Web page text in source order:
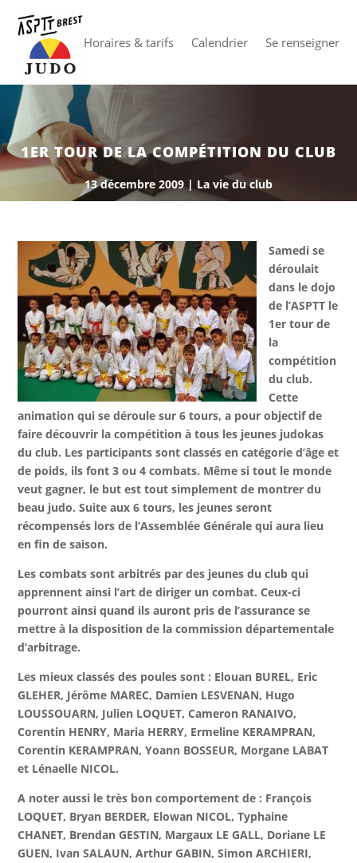
Horaires & tarifs Calendrier Se renseigner
1ER TOUR DE LA COMPÉTITION DU CLUB
13 décembre 2009| La vie du club
Samedi se
déroulait
dans le dojo
de l’ASPTT le
1er tour de
la
compétition
du club.
Cette
animation qui se déroule sur 6 tours, a pour objectif de
faire découvrir la compétition à tous les jeunes judokas
du club. Les participants sont classés en catégorie d’âge et
de poids, ils font 3 ou 4 combats. Même si tout le monde
veut gagner, le but est tout simplement de montrer du
beau judo. Suite aux 6 tours, les jeunes seront
récompensés lors de l’Assemblée Générale qui aura lieu
en fin de saison.
Les combats sont arbitrés par des jeunes du club qui
apprennent ainsi l’art de diriger un combat. Ceux-ci
pourront ainsi quand ils auront pris de l’assurance se
mettre à la disposition de la commission départementale
d’arbitrage.
Les mieux classés des poules sont : Elouan BUREL, Eric
GLEHER, Jérôme MAREC, Damien LESVENAN, Hugo
LOUSSOUARN, Julien LOQUET, Cameron RANAIVO,
Corentin HENRY, Maria HERRY, Ermeline KERAMPRAN,
Corentin KERAMPRAN, Yoann BOSSEUR, Morgane LABAT
et Lénaelle NICOL.
A noter aussi le très bon comportement de : François
LOQUET, Bryan BERDER, Elowan NICOL, Typhaine
CHANET, Brendan GESTIN, Margaux LE GALL, Doriane LE
GUEN, Ivan SALAUN, Arthur GABIN, Simon ARCHIERI,